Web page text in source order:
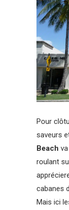
Pour
saveurs
Beach
roulant
cabanes
Mais ici